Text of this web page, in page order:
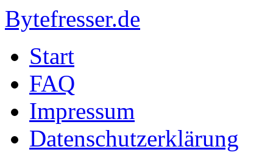
Bytefresser.de
Start
FAQ
Impressum
Datenschutzerklärung